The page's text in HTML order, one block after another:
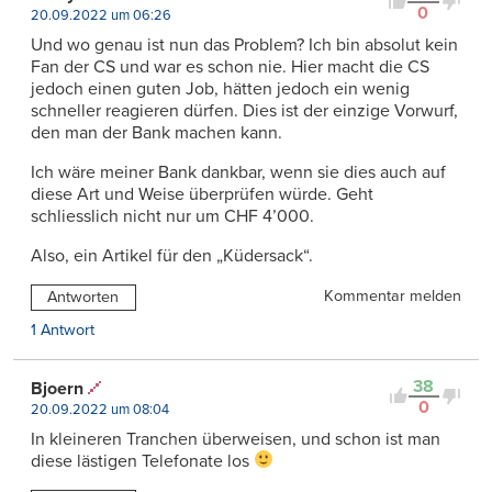
0
20.09.2022 um 06:26
Und wo genau ist nun das Problem? Ich bin absolut kein
Fan der CS und war es schon nie. Hier macht die CS
jedoch einen guten Job, hätten jedoch ein wenig
schneller reagieren dürfen. Dies ist der einzige Vorwurf,
den man der Bank machen kann.
Ich wäre meiner Bank dankbar, wenn sie dies auch auf
diese Art und Weise überprüfen würde. Geht
schliesslich nicht nur um CHF 4’000.
Also, ein Artikel für den „Küdersack“.
Antworten
Kommentar melden
1 Antwort
38
0
Bjoern
20.09.2022 um 08:04
In kleineren Tranchen überweisen, und schon ist man
diese lästigen Telefonate los